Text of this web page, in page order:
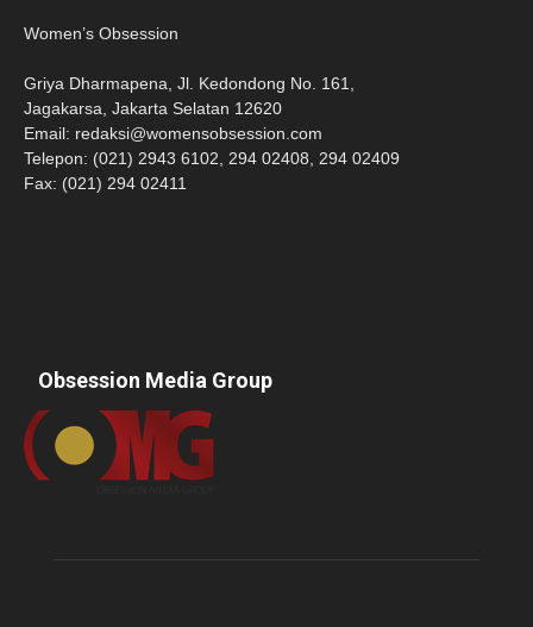
Women’s Obsession
Griya Dharmapena, Jl. Kedondong No. 161,
Jagakarsa, Jakarta Selatan 12620
Email: redaksi@womensobsession.com
Telepon: (021) 2943 6102, 294 02408, 294 02409
Fax: (021) 294 02411
Obsession Media Group